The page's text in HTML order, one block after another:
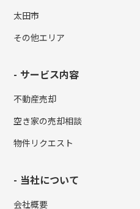
太田市
その他エリア
サービス内容
不動産売却
空き家の売却相談
物件リクエスト
当社について
会社概要